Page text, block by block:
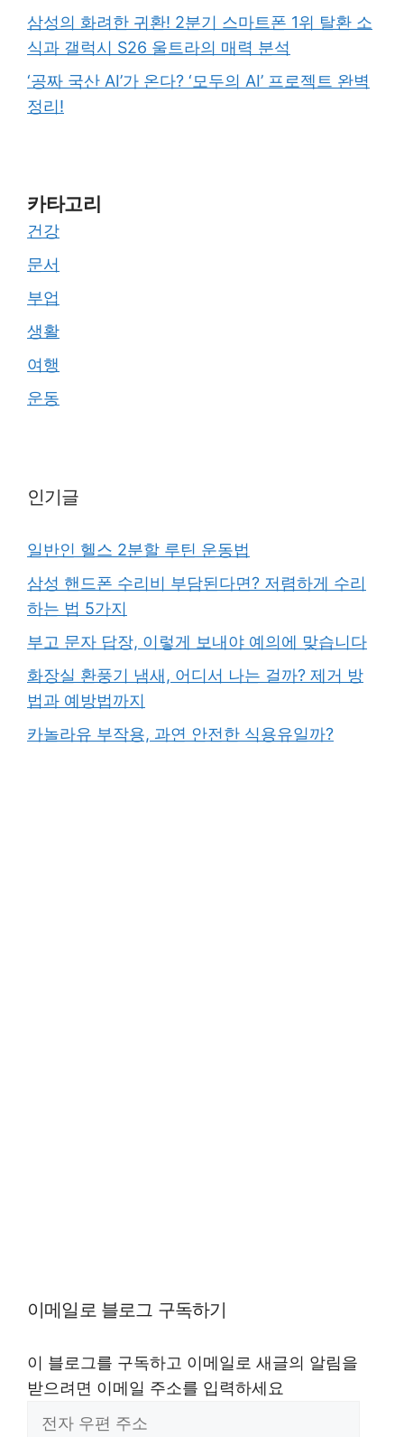
삼성의 화려한 귀환! 2분기 스마트폰 1위 탈환 소
식과 갤럭시 S26 울트라의 매력 분석
‘공짜 국산 AI’가 온다? ‘모두의 AI’ 프로젝트 완벽
정리!
카타고리
건강
문서
부업
생활
여행
운동
인기글
일반인 헬스 2분할 루틴 운동법
삼성 핸드폰 수리비 부담된다면? 저렴하게 수리
하는 법 5가지
부고 문자 답장, 이렇게 보내야 예의에 맞습니다
화장실 환풍기 냄새, 어디서 나는 걸까? 제거 방
법과 예방법까지
카놀라유 부작용, 과연 안전한 식용유일까?
이메일로 블로그 구독하기
이 블로그를 구독하고 이메일로 새글의 알림을
받으려면 이메일 주소를 입력하세요